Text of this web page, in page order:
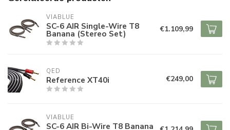
VIABLUE
SC-6 AIR Single-Wire T8
Banana (Stereo Set) €1.109,99
QED
Reference XT40i €249,00
VIABLUE
SC-6 AIR Bi-Wire T8 Banana